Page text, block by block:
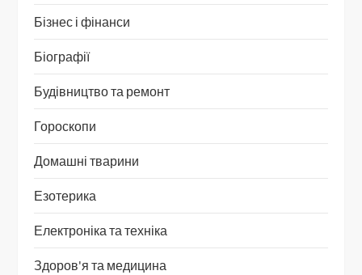
Бізнес і фінанси
Біографії
Будівництво та ремонт
Гороскопи
Домашні тварини
Езотерика
Електроніка та техніка
Здоров'я та медицина